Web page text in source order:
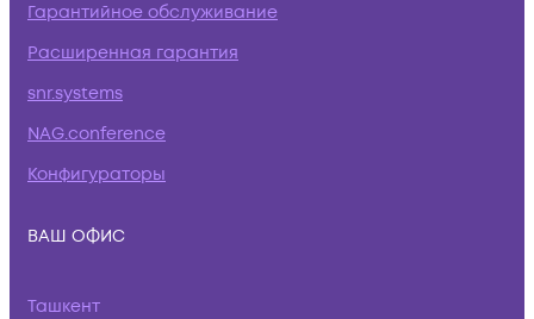
Гарантийное обслуживание
Расширенная гарантия
snr.systems
NAG.conference
Конфигураторы
ВАШ ОФИС
Ташкент